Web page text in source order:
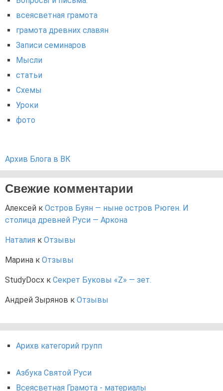
всеясветная грамота
грамота древних славян
Записи семинаров
Мысли
статьи
Схемы
Уроки
фото
Архив Блога в ВК
Свежие комментарии
Алексей к Остров Буян — ныне остров Рюген. И
столица древней Руси — Аркона
Наталия к Отзывы
Марина к Отзывы
StudyDocx к Секрет Буковы «Z» — зет.
Андрей Зырянов к Отзывы
Арихв категорий групп
Азбука Святой Руси
Всеясветная Грамота - материалы